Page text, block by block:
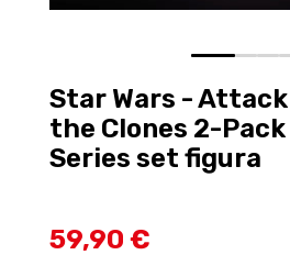
0 1 2 3
Star Wars -
the Clones 2-
Series set figura
59,90 €